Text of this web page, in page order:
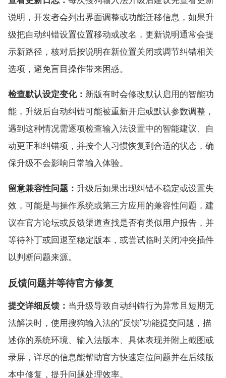
说明，开发者会列出界面调整或功能迁移信息，如果升
级把自动纠错设置位置移动或改名，更新说明通常会提
示新路径，核对后按说明在新位置关闭或调节纠错相关
选项，避免盲目操作带来困惑。
检查默认设定变化： 新版有时会修改默认启用的智能功
能，升级后自动纠错可能被重新开启或默认参数调整，
遇到这种情况需逐项检查输入法设置中的智能建议、自
动更正和纠错项，并按个人习惯恢复到合适的状态，确
保升级不会影响日常输入体验。
留意兼容性问题： 升级后如果出现纠错不稳定或设置失
效，可能是与操作系统或第三方应用的兼容性问题，建
议在官方论坛或反馈渠道查找是否有类似用户报告，并
等待补丁或回退至稳定版本，或尝试临时关闭冲突插件
以判断问题来源。
反馈问题并等待官方修复
提交详细反馈： 当升级导致自动纠错行为异常且短期无
法解决时，使用搜狗输入法的“反馈”功能提交问题，描
述你的系统环境、输入法版本、具体表现并附上截图或
录屏，详尽的信息能帮助官方快速定位问题并在后续版
本中修复，提升问题处理效率。